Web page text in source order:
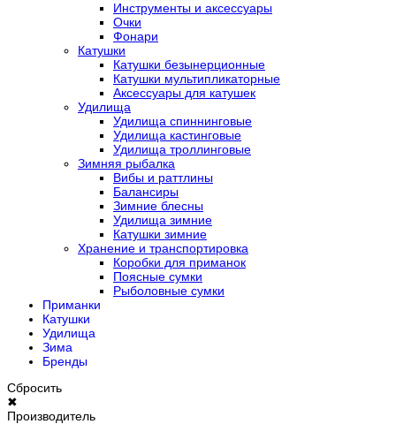
Инструменты и аксессуары
Очки
Фонари
Катушки
Катушки безынерционные
Катушки мультипликаторные
Аксессуары для катушек
Удилища
Удилища спиннинговые
Удилища кастинговые
Удилища троллинговые
Зимняя рыбалка
Вибы и раттлины
Балансиры
Зимние блесны
Удилища зимние
Катушки зимние
Хранение и транспортировка
Коробки для приманок
Поясные сумки
Рыболовные сумки
Приманки
Катушки
Удилища
Зима
Бренды
Сбросить
✖
Производитель